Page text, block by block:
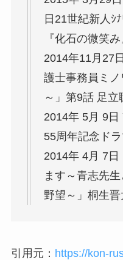
日21世紀新人ｼ
『化石の微笑
2014年11月27
護士事務員ミ
～」第9話 足立
2014年 5月 9
55周年記念ド
2014年 4月 7
ます～青志先
野望～」桐生晋
引用元： https://kon-